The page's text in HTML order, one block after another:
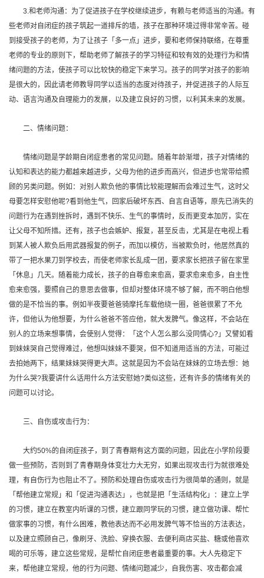
3.和老师沟通：为了促进孩子在学校继续进步，有赖与老师适当的沟通。有
些老师对自闭症的孩子筑起一道排斥的墙，孩子在那种环境过得非常辛苦。碰
到接受孩子的老师，为了让孩子「多一点」进步，要和老师保持联络，在尊重
老师的专业的原则下，帮助老师了解孩子的学习特征和较有效的处理行为和情
绪问题的方法，使孩子可以比较快的稳定下来学习。孩子的同学对孩子的影响
是很大的，因此请老师教导同学以适当的态度对待孩子，并促进孩子的人际互
动、语言沟通及自理能力的发展，以及建立良好的习惯，以利其未来的发展。
二、情绪问题：
情绪问题是学龄期自闭症患者的常见问题。随着年龄渐增，孩子对情绪的
认知和表达的能力都越来越进步，父母为他的进步而高兴，但进步也常带给照
顾的另类问题。例如：对别人欺负他的事情比较能理解而会难过生气，这时父
母要怎样安慰他呢?看到他生气，回家后破坏东西、自言自语等，原先已消失的
问题行为在遇到挫拆时，遇到不快乐、生气的事情时，反而更变本加厉，实在
让父母不知所措。还有，孩子也会嫉妒、报复，甚至反击，尤其是在电视上看
到某人被人欺负后用武器报复的例子，而加以模仿，当被欺负时，他居然真的
带了一把水果刀到学校去，而使老师家长乱成一团，要求家长把孩子留在家里
「休息」几天。随着能力成长，孩子的自尊愈来愈高，要求愈来愈多，自主性
愈来愈强，要照自己的意思去做事，但却对整体环境不够了解，而不明白他想
做的是不恰当的事。例如半夜要爸爸骑摩托车载他绕一圈，爸爸很累了不允
许，但他认为他想要，为什么爸爸不答应他，就大发脾气。像这样，不会站在
别人的立场来想事情，会使别人觉得：「这个人怎么那么没同情心?」又譬如看
到妹妹哭自己觉得难过，他想叫妹妹不要哭，但不知道用适当的方法，可能过
去拍她两下，结果妹妹哭得更大声。这就是因为不会站在妹妹的立场去想：她
为什么哭?我要讲什么话用什么方法安慰她?类似这些，还有许多的情绪有关的
问题可以讨论。
三、自伤或攻击行为：
大约50%的自闭症孩子，到了青春期有这方面的问题，因此在小学阶段要
做一些预防，否则到了青春期身体变壮力大无穷，如果出现攻击行为就很难处
理，有自伤行为也阻止不了。预防和处理自伤或攻击行为很简单的通则，就是
「帮他建立常规」和「促进沟通表达」，也就是把「生活结构化」：建立上学
的习惯，建立在教室内听课的习惯，建立跟同学玩的习惯，建立做功课、帮忙
做家事的习惯，有什么困难，教他表达而不必用发脾气等不恰当的方法表达，
以及建立照顾自己，像刷牙、洗脸、穿换衣服、去便利商店买盐、糖或他喜欢
喝的可乐等，建立这些常规，是帮忙自闭症患者最重要的事。大人先稳定下
来，帮他建立常规，他的行为问题、情绪问题减少，自我伤害、攻击都会减